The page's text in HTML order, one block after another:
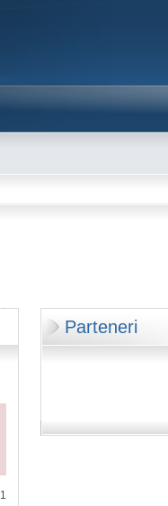
Parteneri
1